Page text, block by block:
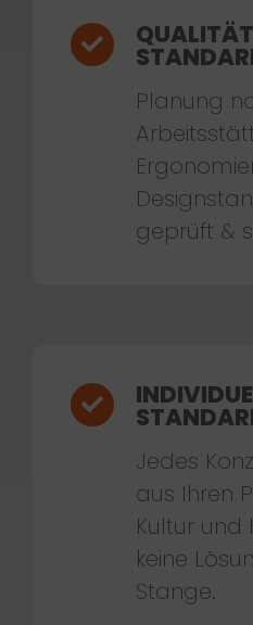
Planung
geprüft &
Jedes
aus Ihren
Kultur und
keine
Stange.